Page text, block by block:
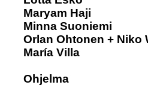
Maryam Haji
Minna Suoniemi
Orlan Ohtonen + Niko
María Villa
Ohjelma